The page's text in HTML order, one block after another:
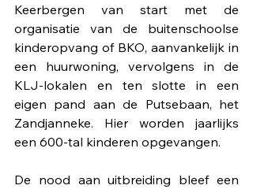
Keerbergen van start met de
organisatie van de buitenschoolse
kinderopvang of BKO, aanvankelijk in
een huurwoning, vervolgens in de
KLJ-lokalen en ten slotte in een
eigen pand aan de Putsebaan, het
Zandjanneke. Hier worden jaarlijks
een 600-tal kinderen opgevangen.
De nood aan uitbreiding bleef een